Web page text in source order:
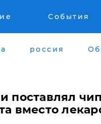
События
россия
поставлял
вместо